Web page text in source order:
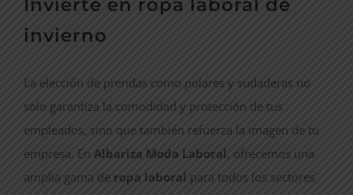
invierno
La elección de prendas como polares y sudaderas no
solo garantiza la comodidad y protección de tus
empleados, sino que también refuerza la imagen de tu
empresa. En Albariza Moda Laboral , ofrecemos una
amplia gama de ropa laboral para todos los sectores